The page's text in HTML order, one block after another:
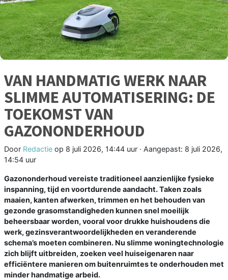
VAN HANDMATIG WERK NAAR
SLIMME AUTOMATISERING: DE
TOEKOMST VAN
GAZONONDERHOUD
Door Redactie op 8 juli 2026, 14:44 uur · Aangepast: 8 juli 2026,
14:54 uur
Gazononderhoud vereiste traditioneel aanzienlijke fysieke
inspanning, tijd en voortdurende aandacht. Taken zoals
maaien, kanten afwerken, trimmen en het behouden van
gezonde grasomstandigheden kunnen snel moeilijk
beheersbaar worden, vooral voor drukke huishoudens die
werk, gezinsverantwoordelijkheden en veranderende
schema’s moeten combineren. Nu slimme woningtechnologie
zich blijft uitbreiden, zoeken veel huiseigenaren naar
efficiëntere manieren om buitenruimtes te onderhouden met
minder handmatige arbeid.